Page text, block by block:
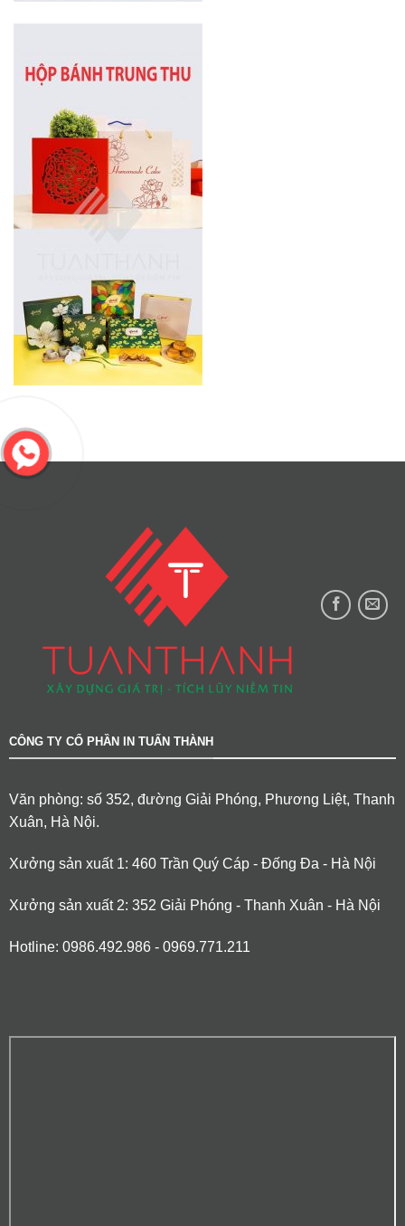
CÔNG TY CỔ PHẦN IN TUẤN THÀNH
Văn phòng: số 352, đường Giải Phóng, Phương Liệt, Thanh
Xuân, Hà Nội.
Xưởng sản xuất 1: 460 Trần Quý Cáp - Đống Đa - Hà Nội
Xưởng sản xuất 2: 352 Giải Phóng - Thanh Xuân - Hà Nội
Hotline: 0986.492.986 - 0969.771.211